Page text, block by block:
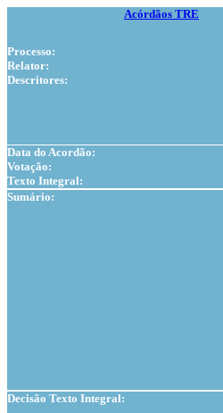
Acórdãos TRE
Processo:
Relator:
Descritores:
Data do Acordão:
Votação:
Texto Integral:
Sumário:
Decisão Texto Integral: